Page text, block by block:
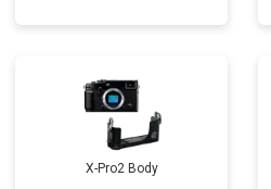
X-Pro2 Body